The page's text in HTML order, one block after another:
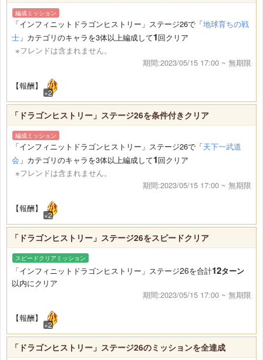
編成ミッション
「インフィニットドラゴンヒストリー」ステージ26で「地球育ちの戦
士 」カテゴリのキャラを3体以上編成して1回クリア
※フレンドは含まれません。
期間:2023/05/15 17:00 ~ 無期限
【報酬】
×2
「ドラゴンヒストリー」ステージ26を条件付きクリア
編成ミッション
「インフィニットドラゴンヒストリー」ステージ26で「天下一武道
会 」カテゴリのキャラを3体以上編成して1回クリア
※フレンドは含まれません。
期間:2023/05/15 17:00 ~ 無期限
【報酬】
×2
「ドラゴンヒストリー」ステージ26をスピードクリア
スピードクリアミッション
「インフィニットドラゴンヒストリー」ステージ26を合計12ターン
以内にクリア
期間:2023/05/15 17:00 ~ 無期限
【報酬】
×2
「ドラゴンヒストリー」ステージ26のミッションを全達成